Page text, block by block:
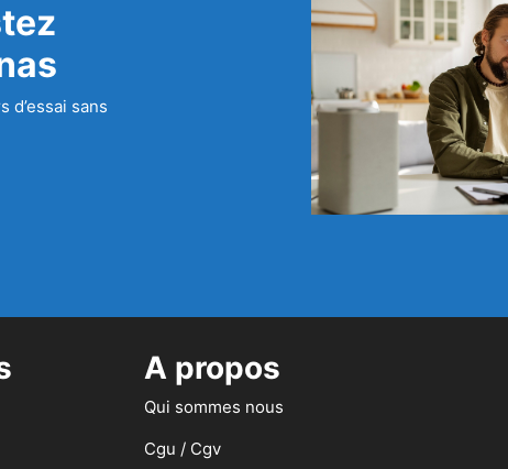
sans
A propos
Qui sommes nous
Cgu / Cgv